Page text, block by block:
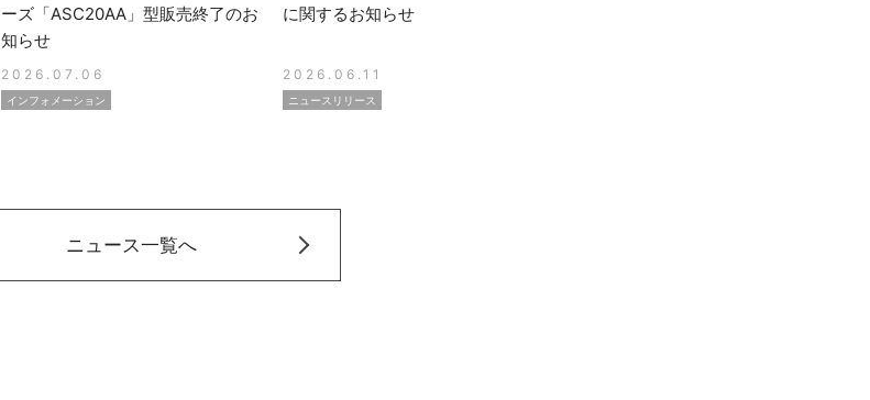
ーズ「ASC20AA」型販売終了のお
知らせ
2026.07.06
インフォメーション
に関するお知らせ
2026.06.11
ニュースリリース
ニュース一覧へ